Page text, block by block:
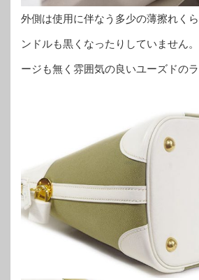
外側は使用に伴なう多少の薄擦れく
ンドルも黒くなったりしていません
ージも無く雰囲気の良いユーズドの